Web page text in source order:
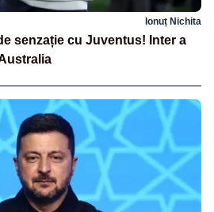
Ionuț Nichita
senzație cu Juventus! Inter a